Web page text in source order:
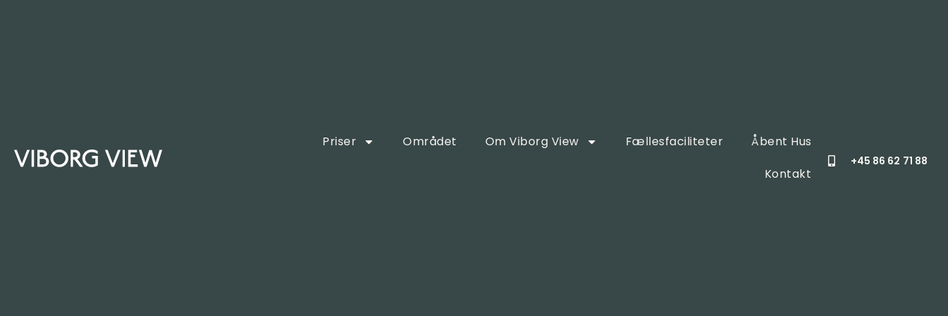
Priser Området Om Viborg View Fællesfaciliteter
Åbent Hus
Kontakt
+45 86 62 71 88